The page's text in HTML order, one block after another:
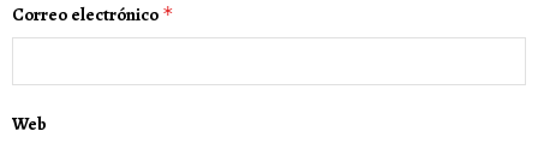
Correo electrónico *
Web